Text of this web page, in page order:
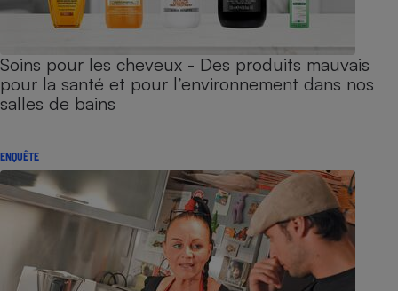
Soins pour les cheveux - Des produits mauvais
pour la santé et pour l’environnement dans nos
salles de bains
ENQUÊTE